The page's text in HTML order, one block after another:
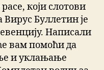
који слотови
Буллетин је
Написали
вам помоћи да
и уклањање